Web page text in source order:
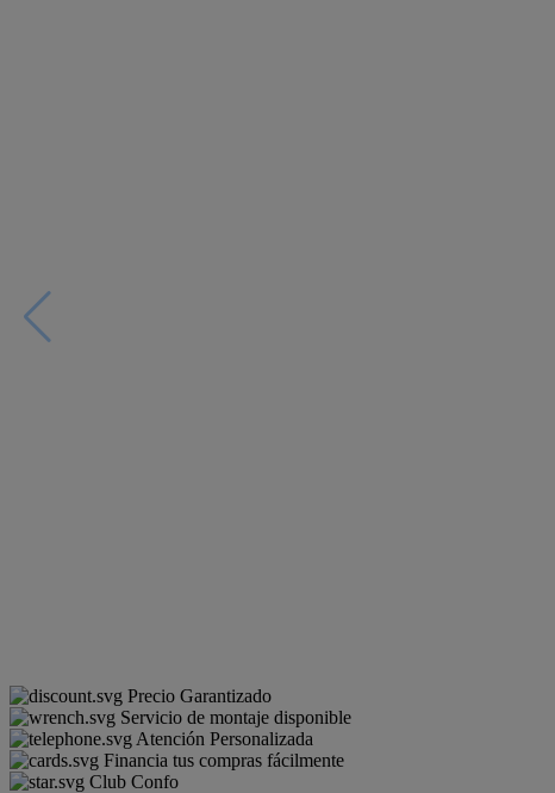
Precio Garantizado
Servicio de montaje disponible
Atención Personalizada
Financia tus compras fácilmente
Club Confo